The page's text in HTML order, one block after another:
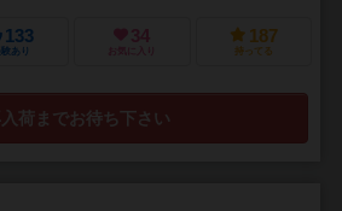
133
あり
34
お気に入り
187
持ってる
荷までお待ち下さい